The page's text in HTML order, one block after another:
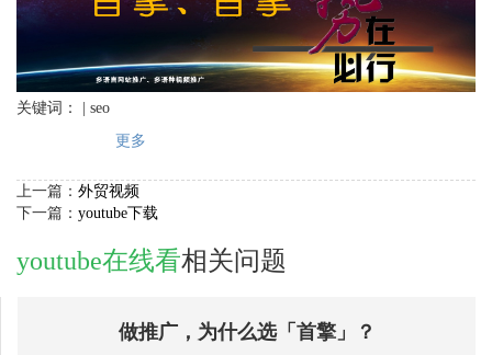
关键词： | seo
更多
上一篇： 外贸视频
下一篇： youtube下载
youtube在线看相关问题
做推广，为什么选「首擎」？